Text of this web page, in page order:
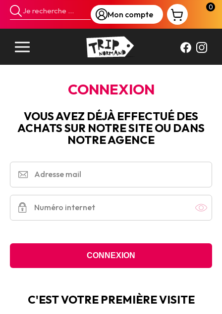
Mon compte
0
CONNEXION
VOUS AVEZ DÉJÀ EFFECTUÉ DES
ACHATS SUR NOTRE SITE OU DANS
NOTRE AGENCE
C'EST VOTRE PREMIÈRE VISITE
Panneau de gestion des cookies